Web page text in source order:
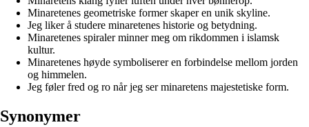
Minaretenes geometriske former skaper en unik skyline.
Jeg liker å studere minaretenes historie og betydning.
Minaretenes spiraler minner meg om rikdommen i islamsk
kultur.
Minaretenes høyde symboliserer en forbindelse mellom jorden
og himmelen.
Jeg føler fred og ro når jeg ser minaretens majestetiske form.
Synonymer